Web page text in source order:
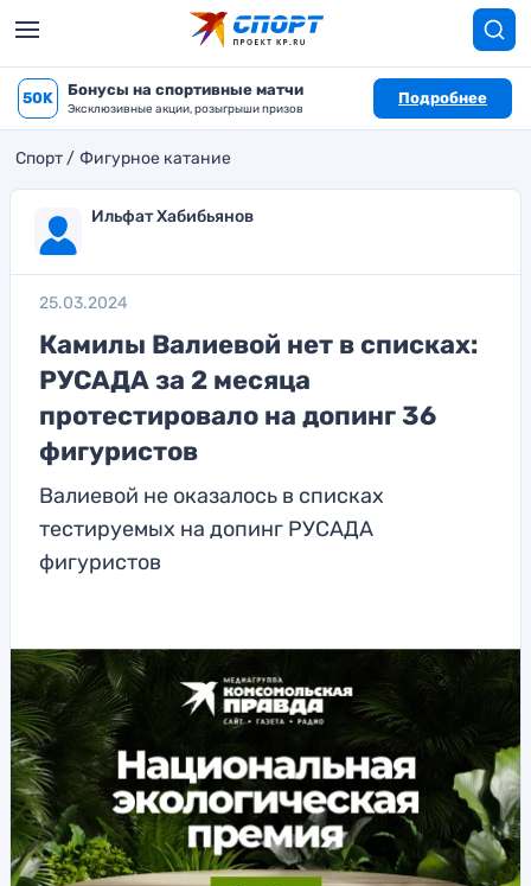
50K Бонусы на спортивные матчи
Эксклюзивные акции, розыгрыши призов
Подробнее
Спорт Фигурное катание
Ильфат Хабибьянов
25.03.2024
Камилы Валиевой нет в списках:
РУСАДА за 2 месяца
протестировало на допинг 36
фигуристов
Валиевой не оказалось в списках
тестируемых на допинг РУСАДА
фигуристов